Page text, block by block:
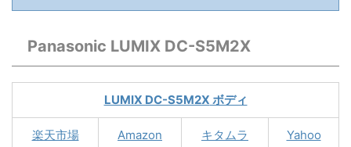
Panasonic LUMIX DC-S5M2X
LUMIX DC-S5M2X ボディ
楽天市場 Amazon キタムラ Yahoo